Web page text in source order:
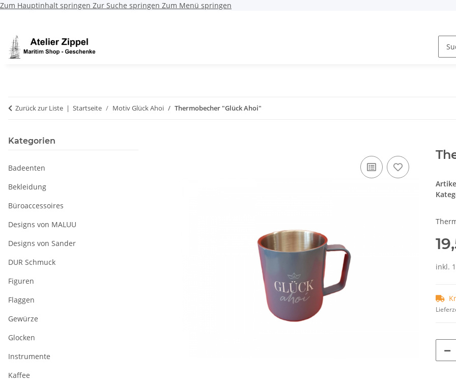
Zum Hauptinhalt springen Zur Suche springen Zum Menü springen
Zurück zur Liste Startseite Motiv Glück Ahoi Thermobecher "Glück Ahoi"
inkl.
Kategorien
Badeenten
Bekleidung
Büroaccessoires
Designs von MALUU
Designs von Sander
DUR Schmuck
Figuren
Flaggen
Gewürze
Glocken
Instrumente
Kaffee